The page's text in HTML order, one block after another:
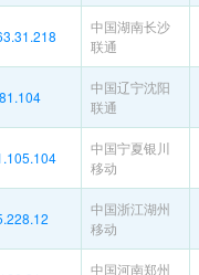
中国湖南长沙
联通
中国辽宁沈阳
联通
中国宁夏银川
移动
中国浙江湖州
移动
中国河南郑州